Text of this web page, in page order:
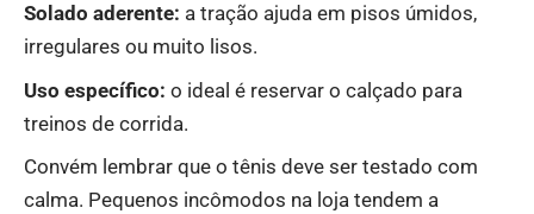
Solado aderente: a tração ajuda em pisos úmidos,
irregulares ou muito lisos.
Uso específico: o ideal é reservar o calçado para
treinos de corrida.
Convém lembrar que o tênis deve ser testado com
calma. Pequenos incômodos na loja tendem a